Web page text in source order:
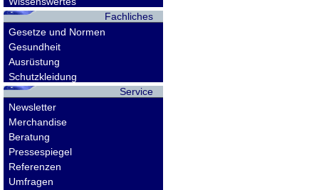
Fachliches
Gesetze und Normen
Gesundheit
Ausrüstung
Schutzkleidung
Service
Newsletter
Merchandise
Beratung
Pressespiegel
Referenzen
Umfragen